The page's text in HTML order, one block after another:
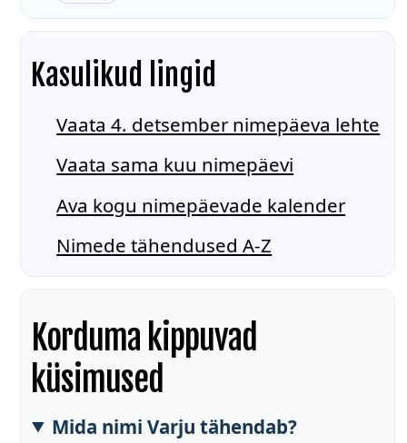
Kasulikud lingid
Vaata 4. detsember nimepäeva lehte
Vaata sama kuu nimepäevi
Ava kogu nimepäevade kalender
Nimede tähendused A-Z
Korduma kippuvad
küsimused
Mida nimi Varju tähendab?